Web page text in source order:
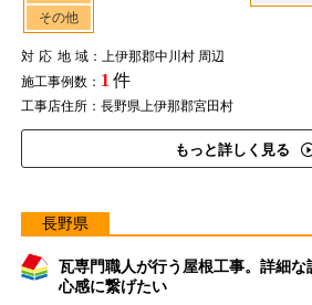
その他
対応地域：上伊那郡中川村 周辺
施工事例数： 1 件
工事店住所：長野県上伊那郡宮田村
もっと詳しく見る
長野県
瓦専門職人が行う屋根工事。詳細
心感に繋げたい